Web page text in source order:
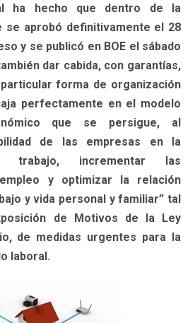
ha hecho que dentro de la
se aprobó definitivamente el 28
y se publicó en BOE el sábado
dar cabida, con garantías,
forma de organización
perfectamente en el modelo
que se persigue, al
de las empresas en la
trabajo, incrementar las
y optimizar la relación
y vida personal y familiar” tal
de Motivos de la Ley
de medidas urgentes para la
laboral.